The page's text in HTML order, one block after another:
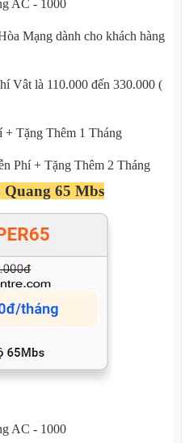
AC - 1000
dành cho khách hàng
Vât là 110.000 đến 330.000 (
+ Tặng Thêm 1 Tháng
Phí + Tặng Thêm 2 Tháng
65 Mbs
AC - 1000